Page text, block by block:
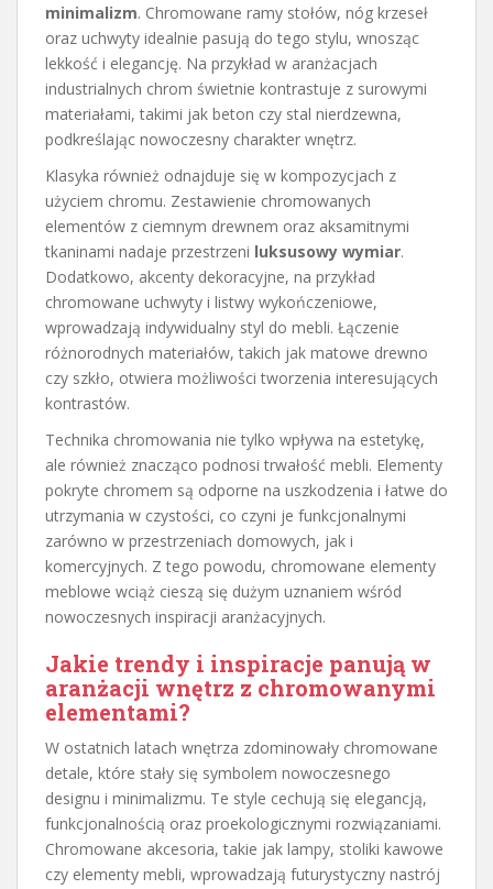
minimalizm. Chromowane ramy stołów, nóg krzeseł
oraz uchwyty idealnie pasują do tego stylu, wnosząc
lekkość i elegancję. Na przykład w aranżacjach
industrialnych chrom świetnie kontrastuje z surowymi
materiałami, takimi jak beton czy stal nierdzewna,
podkreślając nowoczesny charakter wnętrz.
Klasyka również odnajduje się w kompozycjach z
użyciem chromu. Zestawienie chromowanych
elementów z ciemnym drewnem oraz aksamitnymi
tkaninami nadaje przestrzeni luksusowy wymiar.
Dodatkowo, akcenty dekoracyjne, na przykład
chromowane uchwyty i listwy wykończeniowe,
wprowadzają indywidualny styl do mebli. Łączenie
różnorodnych materiałów, takich jak matowe drewno
czy szkło, otwiera możliwości tworzenia interesujących
kontrastów.
Technika chromowania nie tylko wpływa na estetykę,
ale również znacząco podnosi trwałość mebli. Elementy
pokryte chromem są odporne na uszkodzenia i łatwe do
utrzymania w czystości, co czyni je funkcjonalnymi
zarówno w przestrzeniach domowych, jak i
komercyjnych. Z tego powodu, chromowane elementy
meblowe wciąż cieszą się dużym uznaniem wśród
nowoczesnych inspiracji aranżacyjnych.
Jakie trendy i inspiracje panują w
aranżacji wnętrz z chromowanymi
elementami?
W ostatnich latach wnętrza zdominowały chromowane
detale, które stały się symbolem nowoczesnego
designu i minimalizmu. Te style cechują się elegancją,
funkcjonalnością oraz proekologicznymi rozwiązaniami.
Chromowane akcesoria, takie jak lampy, stoliki kawowe
czy elementy mebli, wprowadzają futurystyczny nastrój